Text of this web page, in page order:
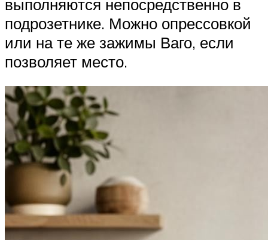
выполняются непосредственно в
подрозетнике. Можно опрессовкой
или на те же зажимы Ваго, если
позволяет место.